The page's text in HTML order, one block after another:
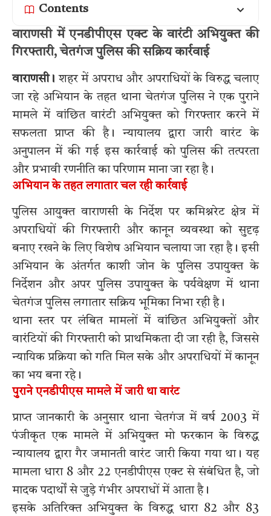
Contents
वाराणसी में एनडीपीएस एक्ट के वारंटी अभियुक्त की
गिरफ्तारी, चेतगंज पुलिस की सक्रिय कार्रवाई
वाराणसी। शहर में अपराध और अपराधियों के विरुद्ध चलाए
जा रहे अभियान के तहत थाना चेतगंज पुलिस ने एक पुराने
मामले में वांछित वारंटी अभियुक्त को गिरफ्तार करने में
सफलता प्राप्त की है। न्यायालय द्वारा जारी वारंट के
अनुपालन में की गई इस कार्रवाई को पुलिस की तत्परता
और प्रभावी रणनीति का परिणाम माना जा रहा है।
अभियान के तहत लगातार चल रही कार्रवाई
पुलिस आयुक्त वाराणसी के निर्देश पर कमिश्नरेट क्षेत्र में
अपराधियों की गिरफ्तारी और कानून व्यवस्था को सुदृढ़
बनाए रखने के लिए विशेष अभियान चलाया जा रहा है। इसी
अभियान के अंतर्गत काशी जोन के पुलिस उपायुक्त के
निर्देशन और अपर पुलिस उपायुक्त के पर्यवेक्षण में थाना
चेतगंज पुलिस लगातार सक्रिय भूमिका निभा रही है।
थाना स्तर पर लंबित मामलों में वांछित अभियुक्तों और
वारंटियों की गिरफ्तारी को प्राथमिकता दी जा रही है, जिससे
न्यायिक प्रक्रिया को गति मिल सके और अपराधियों में कानून
का भय बना रहे।
पुराने एनडीपीएस मामले में जारी था वारंट
प्राप्त जानकारी के अनुसार थाना चेतगंज में वर्ष 2003 में
पंजीकृत एक मामले में अभियुक्त मो फरकान के विरुद्ध
न्यायालय द्वारा गैर जमानती वारंट जारी किया गया था। यह
मामला धारा 8 और 22 एनडीपीएस एक्ट से संबंधित है, जो
मादक पदार्थों से जुड़े गंभीर अपराधों में आता है।
इसके अतिरिक्त अभियुक्त के विरुद्ध धारा 82 और 83